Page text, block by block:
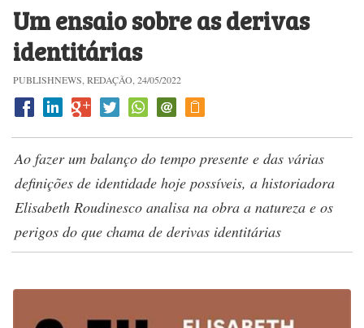
Um ensaio sobre as derivas
identitárias
PUBLISHNEWS, REDAÇÃO, 24/05/2022
Ao fazer um balanço do tempo presente e das várias
definições de identidade hoje possíveis, a historiadora
Elisabeth Roudinesco analisa na obra a natureza e os
perigos do que chama de derivas identitárias